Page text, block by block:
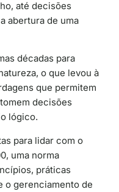
até decisões
abertura de uma
décadas para
o que levou à
que permitem
decisões
lógico.
para lidar com o
uma norma
práticas
o gerenciamento de